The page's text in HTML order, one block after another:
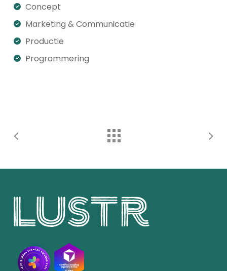
Concept
Marketing & Communicatie
Productie
Programmering